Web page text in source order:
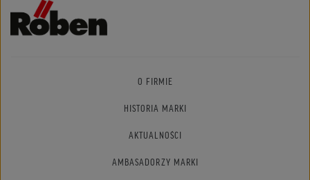
O FIRMIE
HISTORIA MARKI
AKTUALNOŚCI
AMBASADORZY MARKI